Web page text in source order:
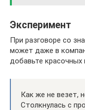
Эксперимент
При разговоре со
может даже в
добавьте красочных
Как же не везет,
Столкнулась с